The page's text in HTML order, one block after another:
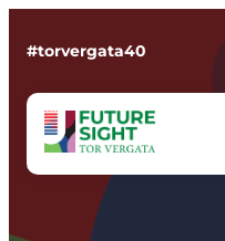
#torvergata40